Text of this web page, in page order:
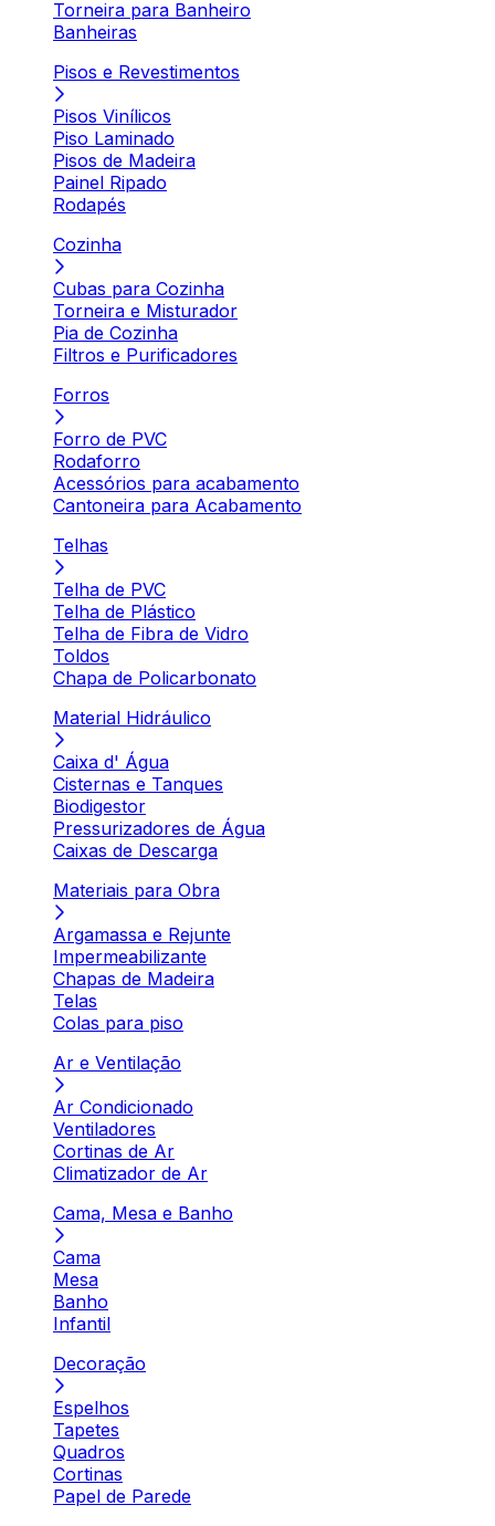
Torneira para Banheiro
Banheiras
Pisos e Revestimentos
Pisos Vinílicos
Piso Laminado
Pisos de Madeira
Painel Ripado
Rodapés
Cozinha
Cubas para Cozinha
Torneira e Misturador
Pia de Cozinha
Filtros e Purificadores
Forros
Forro de PVC
Rodaforro
Acessórios para acabamento
Cantoneira para Acabamento
Telhas
Telha de PVC
Telha de Plástico
Telha de Fibra de Vidro
Toldos
Chapa de Policarbonato
Material Hidráulico
Caixa d' Água
Cisternas e Tanques
Biodigestor
Pressurizadores de Água
Caixas de Descarga
Materiais para Obra
Argamassa e Rejunte
Impermeabilizante
Chapas de Madeira
Telas
Colas para piso
Ar e Ventilação
Ar Condicionado
Ventiladores
Cortinas de Ar
Climatizador de Ar
Cama, Mesa e Banho
Cama
Mesa
Banho
Infantil
Decoração
Espelhos
Tapetes
Quadros
Cortinas
Papel de Parede